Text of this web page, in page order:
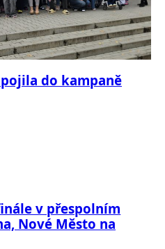
do kampaně
v přespolním
Nové Město na